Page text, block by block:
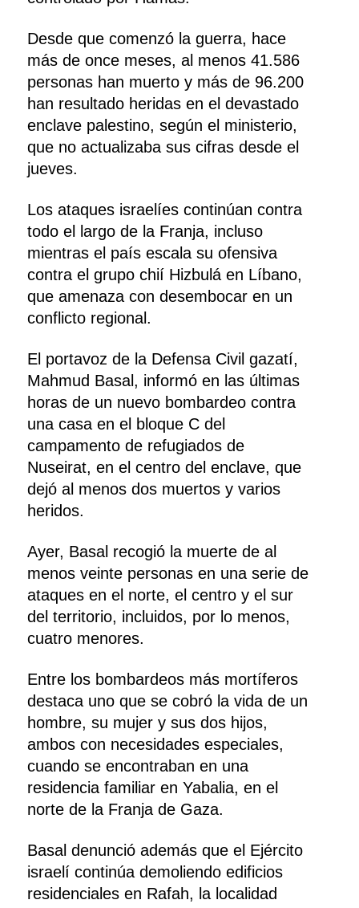
Desde que comenzó la guerra, hace
más de once meses, al menos 41.586
personas han muerto y más de 96.200
han resultado heridas en el devastado
enclave palestino, según el ministerio,
que no actualizaba sus cifras desde el
jueves.
Los ataques israelíes continúan contra
todo el largo de la Franja, incluso
mientras el país escala su ofensiva
contra el grupo chií Hizbulá en Líbano,
que amenaza con desembocar en un
conflicto regional.
El portavoz de la Defensa Civil gazatí,
Mahmud Basal, informó en las últimas
horas de un nuevo bombardeo contra
una casa en el bloque C del
campamento de refugiados de
Nuseirat, en el centro del enclave, que
dejó al menos dos muertos y varios
heridos.
Ayer, Basal recogió la muerte de al
menos veinte personas en una serie de
ataques en el norte, el centro y el sur
del territorio, incluidos, por lo menos,
cuatro menores.
Entre los bombardeos más mortíferos
destaca uno que se cobró la vida de un
hombre, su mujer y sus dos hijos,
ambos con necesidades especiales,
cuando se encontraban en una
residencia familiar en Yabalia, en el
norte de la Franja de Gaza.
Basal denunció además que el Ejército
israelí continúa demoliendo edificios
residenciales en Rafah, la localidad